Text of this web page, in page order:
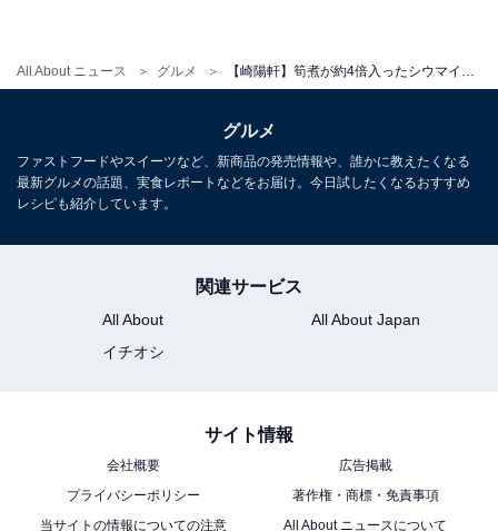
All About ニュース グルメ
好きなおかずは？ ランキングを発表！
1
グルメ
ファストフードやスイーツなど、新商品の発売情報や、誰かに教えたくなる
最新グルメの話題、実食レポートなどをお届け。今日試したくなるおすすめ
レシピも紹介しています。
関連サービス
All About
All About Japan
イチオシ
サイト情報
会社概要
広告掲載
プライバシーポリシー
著作権・商標・免責事項
当サイトの情報についての注意
All About ニュースについて